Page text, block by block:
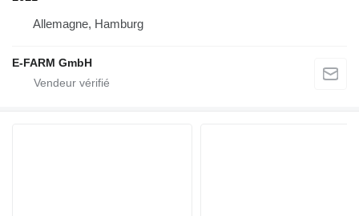
Allemagne, Hamburg
E-FARM GmbH